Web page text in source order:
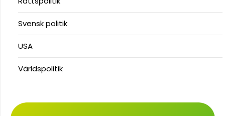
Svensk politik
USA
Världspolitik